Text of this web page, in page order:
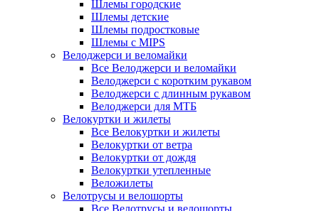
Шлемы городские
Шлемы детские
Шлемы подростковые
Шлемы с MIPS
Велоджерси и веломайки
Все Велоджерси и веломайки
Велоджерси с коротким рукавом
Велоджерси с длинным рукавом
Велоджерси для МТБ
Велокуртки и жилеты
Все Велокуртки и жилеты
Велокуртки от ветра
Велокуртки от дождя
Велокуртки утепленные
Веложилеты
Велотрусы и велошорты
Все Велотрусы и велошорты